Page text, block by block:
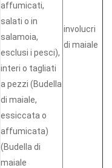
affumicati,
salati o in
salamoia,
esclusi i pesci),
interi o tagliati
a pezzi (Budella
di maiale,
essiccata o
affumicata)
(Budella di
maiale
involucri
di maiale